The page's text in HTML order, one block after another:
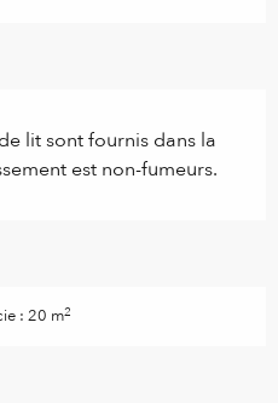
lit sont fournis dans la
est non-fumeurs.
: 20 m2